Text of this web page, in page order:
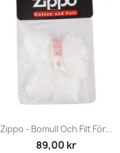
Snabbvy
Zippo - Bomull Och Filt För...
89,00 kr